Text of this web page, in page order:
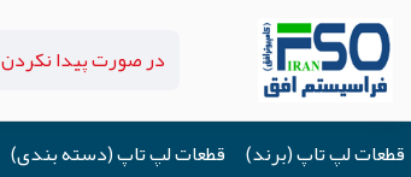
قطعات لپ تاپ (برند) قطعات لپ تاپ (دسته بندی)